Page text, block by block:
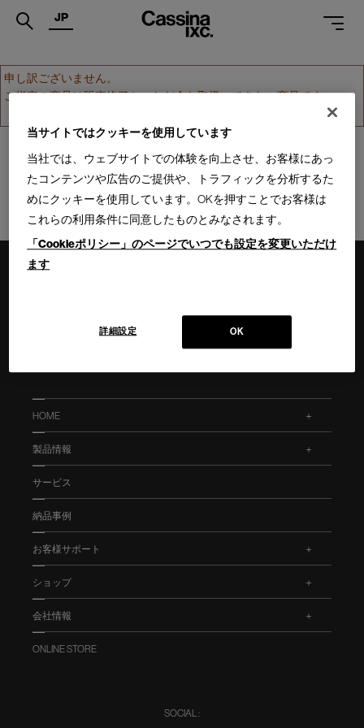
.
PRODUCTS
SERVICES
PROJECTS
MAGAZINE
SUPPORT
SHOPS
PROFESSIONAL
JP
申し訳ございません。
ご指定の商品は販売終了か、ただ今お取扱いできない商品です。
HOME
製品情報
サービス
納品事例
お客様サポート
ショップ
会社情報
ONLINE STORE
SOCIAL :
当サイトではクッキーを使用しています
当社では、ウェブサイトでの体験を向上させ、お客様にあっ
たコンテンツや広告のご提供や、トラフィックを分析するた
めにクッキーを使用しています。OKを押すことでお客様は
これらの利用条件に同意したものとみなされます。
「Cookieポリシー」のページでいつでも設定を変更いただけ
ます
OK
詳細設定